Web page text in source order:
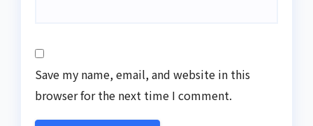
Save my name, email, and website in this
browser for the next time I comment.